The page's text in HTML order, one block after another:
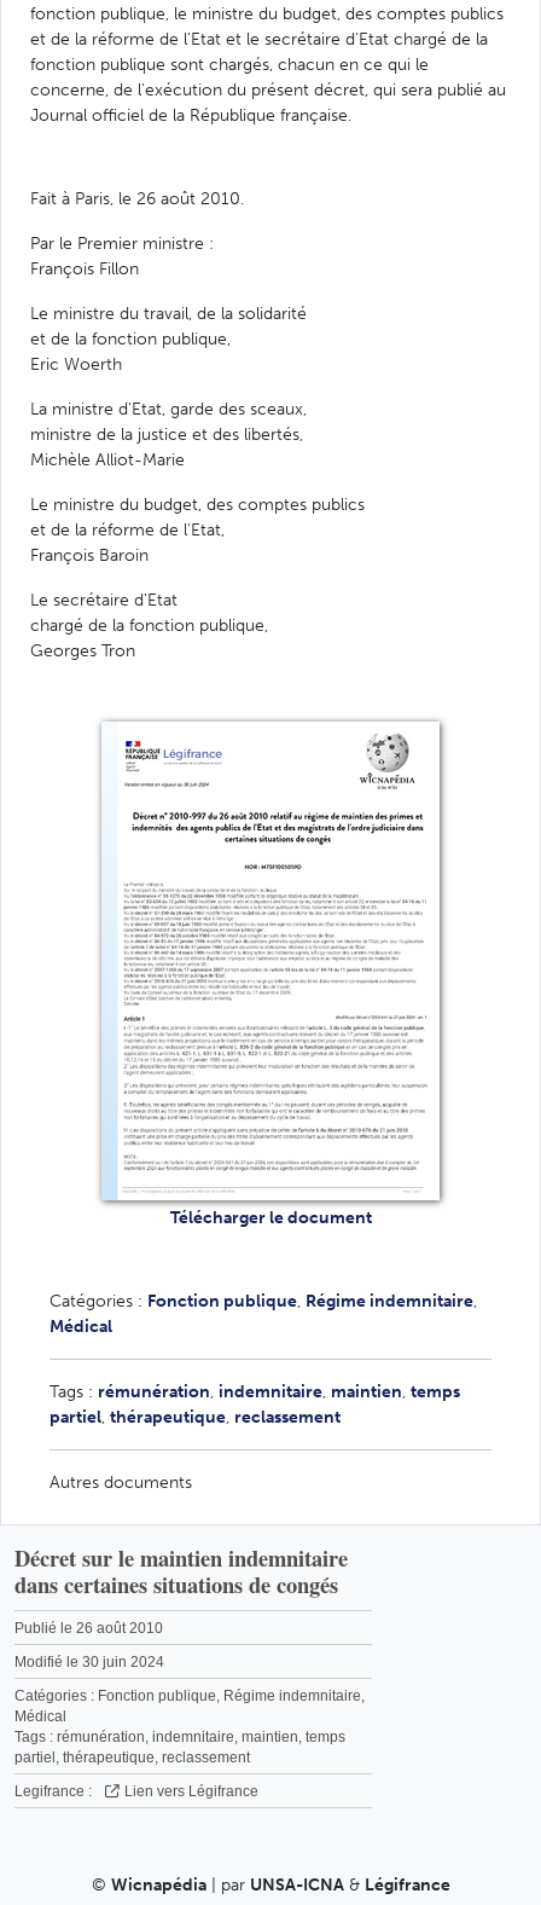
fonction publique, le ministre du budget, des comptes publics
et de la réforme de l'Etat et le secrétaire d'Etat chargé de la
fonction publique sont chargés, chacun en ce qui le
concerne, de l'exécution du présent décret, qui sera publié au
Journal officiel de la République française.
Fait à Paris, le 26 août 2010.
Par le Premier ministre :
François Fillon
Le ministre du travail, de la solidarité
et de la fonction publique,
Eric Woerth
La ministre d'Etat, garde des sceaux,
ministre de la justice et des libertés,
Michèle Alliot-Marie
Le ministre du budget, des comptes publics
et de la réforme de l'Etat,
François Baroin
Le secrétaire d'Etat
chargé de la fonction publique,
Georges Tron
Télécharger le document
Catégories : Fonction publique, Régime indemnitaire,
Médical
Tags : rémunération, indemnitaire, maintien, temps
partiel, thérapeutique, reclassement
Autres documents
Décret sur le maintien indemnitaire
dans certaines situations de congés
Publié le 26 août 2010
Modifié le 30 juin 2024
Catégories : Fonction publique Régime indemnitaire
Médical
Tags : rémunération indemnitaire maintien temps
partiel thérapeutique reclassement
Legifrance : Lien vers Légifrance
© Wicnapédia| par UNSA-ICNA& Légifrance